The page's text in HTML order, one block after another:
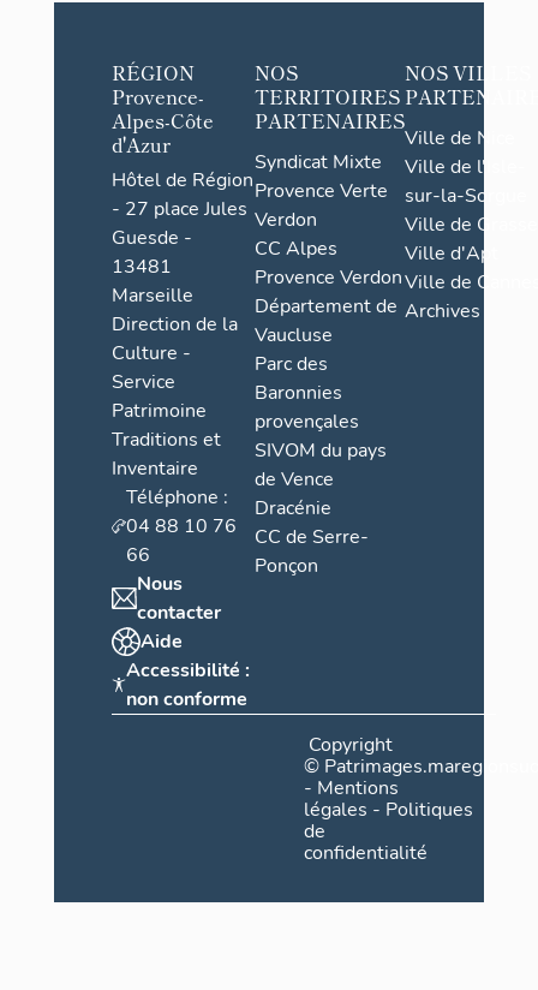
RÉGION
Provence-
Alpes-Côte
d'Azur
Hôtel de Région
- 27 place Jules
Guesde -
13481
Marseille
Direction de la
Culture -
Service
Patrimoine
Traditions et
Inventaire
Téléphone :
04 88 10 76
66
Nous
contacter
Aide
Accessibilité :
non conforme
NOS
TERRITOIRES
PARTENAIRES
Syndicat Mixte
Provence Verte
Verdon
CC Alpes
Provence Verdon
Département de
Vaucluse
Parc des
Baronnies
provençales
SIVOM du pays
de Vence
Dracénie
CC de Serre-
Ponçon
NOS VILLES
Ville de Nice
Ville de l'Isle-
sur-la-Sorgue
Ville de Grasse
Ville d'Apt
Ville de
Archives
Copyright
©
- Mentions
légales - Politiques
de
confidentialité